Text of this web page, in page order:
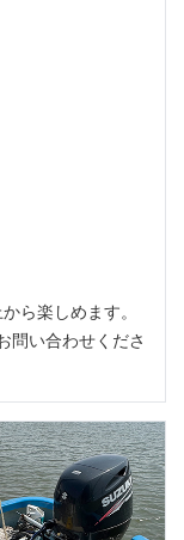
ら楽しめます。
問い合わせくださ